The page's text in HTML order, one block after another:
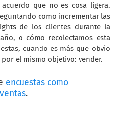
que no es cosa ligera.
como incrementar las
de los clientes durante la
o cómo recolectamos esta
cuando es más que obvio
el mismo objetivo: vender.
encuestas como
.